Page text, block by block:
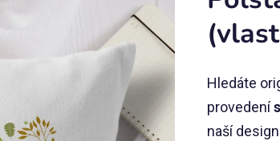
Hledáte
provedení
naší